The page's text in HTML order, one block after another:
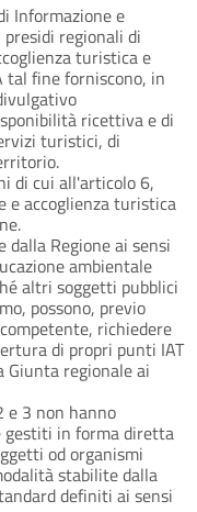
Informazione e
regionali di
turistica e
tal fine forniscono, in
ricettiva e di
turistici, di
di cui all'articolo 6,
e accoglienza turistica
dalla Regione ai sensi
ambientale
altri soggetti pubblici
possono, previo
richiedere
di propri punti IAT
regionale ai
e 3 non hanno
gestiti in forma diretta
od organismi
stabilite dalla
definiti ai sensi